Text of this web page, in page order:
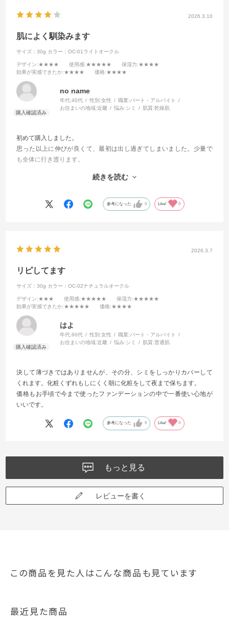
2026.3.10
肌によく馴染みます
サイズ：30g カラー：OC-01ライトオークル
デザイン:★★★★ 使用感:★★★★★ 保湿力:★★★★
効果が実感できたか:★★★★ 価格:★★★★
no name
年代:40代 性別:女性 職業:パート・アルバイト
お住まいの地域:近畿 悩み:シミ 肌質:乾燥肌
初めて購入しました。
思った以上に伸びが良くて、最初は出し過ぎてしまいました。少量で
も全体に行き渡ります。
ような化粧崩れも、今のところ感じません。
続きを読む
参考になった 0 Like! 0
2026.3.7
リピしてます
サイズ：30g カラー：OC-02ナチュラルオークル
デザイン:★★★ 使用感:★★★★★ 保湿力:★★★★★
効果が実感できたか:★★★★★ 価格:★★★★
はよ
年代:60代 性別:女性 職業:パート・アルバイト
お住まいの地域:近畿 悩み:シミ 肌質:普通肌
決して薄づきではありませんが、その分、シミをしっかりカバーして
くれます。化粧くずれもしにくく朝に化粧をして夜まで保ちます。
価格もお手頃で今まで使ったファンデーションの中で一番使い心地が
いいです。
参考になった 0 Like! 0
もっと見る
レビューを書く
この商品を見た人はこんな商品も見ています
最近見た商品